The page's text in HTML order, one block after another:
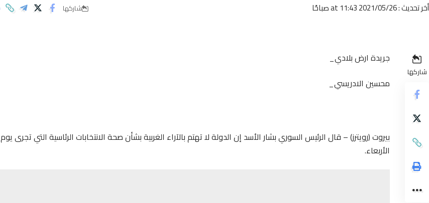
أخر تحديث : 2021/05/26 at 11:43 صباحًا شاركها
شاركها
جريدة ارض بلادي_
محسين الادريسي_
بيروت (رويترز) – قال الرئيس السوري بشار الأسد إن الدولة لا تهتم بالآراء الغربية بشأن صحة الانتخابات الرئاسية التي تجرى يوم
الأربعاء.